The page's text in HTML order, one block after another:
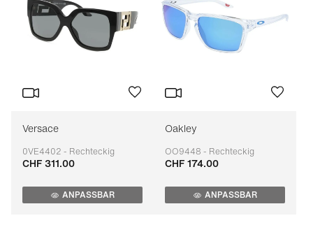
Versace
0VE4402 - Rechteckig
Anpassbar
CHF 311.00
ANPASSBAR
Oakley
OO9448 - Rechteckig
Anpassbar
CHF 174.00
ANPASSBAR